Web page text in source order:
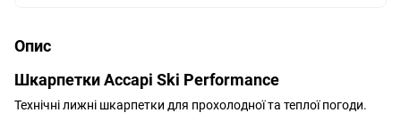
Опис
Шкарпетки Accapi Ski Performance
Технічні лижні шкарпетки для прохолодної та теплої погоди.